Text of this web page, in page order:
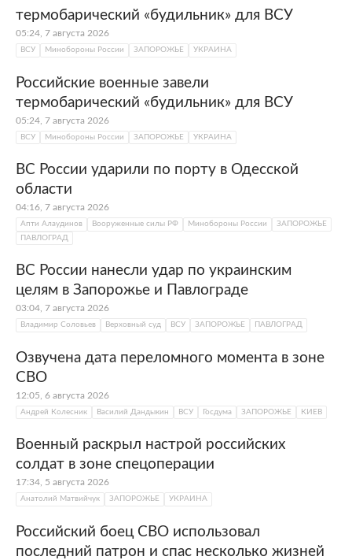
термобарический «будильник» для ВСУ
05:24, 7 августа 2026
ВСУ Минобороны России ЗАПОРОЖЬЕ УКРАИНА
Российские военные завели
термобарический «будильник» для ВСУ
05:24, 7 августа 2026
ВСУ Минобороны России ЗАПОРОЖЬЕ УКРАИНА
ВС России ударили по порту в Одесской
области
04:16, 7 августа 2026
Апти Алаудинов Вооруженные силы РФ Минобороны России
ЗАПОРОЖЬЕ
ПАВЛОГРАД
ВС России нанесли удар по украинским
целям в Запорожье и Павлограде
03:04, 7 августа 2026
Владимир Соловьев Верховный суд ВСУ ЗАПОРОЖЬЕ ПАВЛОГРАД
Озвучена дата переломного момента в зоне
СВО
12:05, 6 августа 2026
Андрей Колесник Василий Дандыкин ВСУ Госдума ЗАПОРОЖЬЕ КИЕВ
Военный раскрыл настрой российских
солдат в зоне спецоперации
17:34, 5 августа 2026
Анатолий Матвийчук ЗАПОРОЖЬЕ УКРАИНА
Российский боец СВО использовал
последний патрон и спас несколько жизней